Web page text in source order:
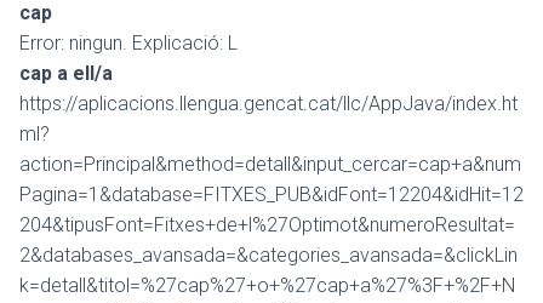
cap
Error: ningun. Explicació: L
cap a ell/a
https://aplicacions.llengua.gencat.cat/llc/AppJava/index.ht
ml?
action=Principal&method=detall&input_cercar=cap+a&num
Pagina=1&database=FITXES_PUB&idFont=12204&idHit=12
204&tipusFont=Fitxes+de+l%27Optimot&numeroResultat=
2&databases_avansada=&categories_avansada=&clickLin
k=detall&titol=%27cap%27+o+%27cap+a%27%3F+%2F+N